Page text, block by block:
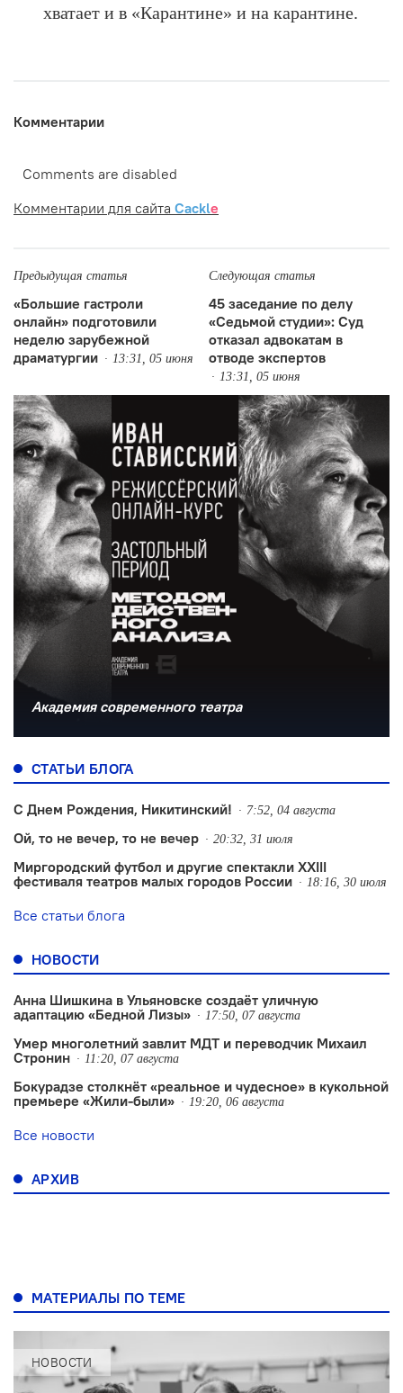
хватает и в «Карантине» и на карантине.
Комментарии
Comments are disabled
Комментарии для сайта Cackle
Предыдущая статья
«Большие гастроли
онлайн» подготовили
неделю зарубежной
драматургии
13:31, 05 июня
Следующая статья
45 заседание по делу
«Седьмой студии»: Суд
отказал адвокатам в
отводе экспертов
13:31, 05 июня
Академия современного театра
СТАТЬИ БЛОГА
С Днем Рождения, Никитинский! 7:52, 04 августа
Ой, то не вечер, то не вечер 20:32, 31 июля
Миргородский футбол и другие спектакли XXIII
фестиваля театров малых городов России
18:16, 30 июля
Все статьи блога
НОВОСТИ
Анна Шишкина в Ульяновске создаëт уличную
адаптацию «Бедной Лизы»
17:50, 07 августа
Умер многолетний завлит МДТ и переводчик Михаил
Стронин
11:20, 07 августа
Бокурадзе столкнëт «реальное и чудесное» в кукольной
премьере «Жили-были»
19:20, 06 августа
Все новости
АРХИВ
МАТЕРИАЛЫ ПО ТЕМЕ
НОВОСТИ